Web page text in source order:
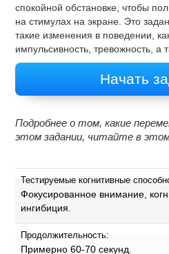
спокойной обстановке, чтобы
на стимулах на экране. Это
такие изменения в поведении,
импульсивность, тревожность, а
Начать
Подробнее о том, какие
этом задании, читайте в
Тестируемые когнитивные
Фокусированное внимание,
ингибиция.
Продолжительность:
Примерно 60-70 секунд.